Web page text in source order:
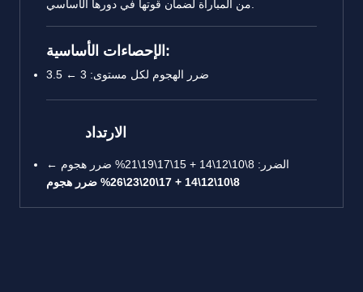
الإحصاءات الأساسية:
ضرر الهجوم لكل مستوى: 3 ← 3.5
الارتداد
الضرر: 8\10\12\14 + 15\17\19\21% ضرر هجوم ←
8\10\12\14 + 17\20\23\26% ضرر هجوم